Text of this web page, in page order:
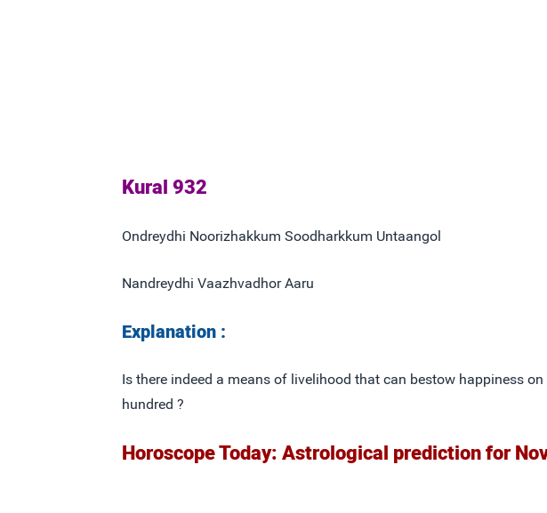
Kural 932
Ondreydhi Noorizhakkum Soodharkkum Untaangol
Nandreydhi Vaazhvadhor Aaru
Explanation :
Is there indeed a means of livelihood that can bestow happiness
hundred ?
Horoscope Today: Astrological prediction for